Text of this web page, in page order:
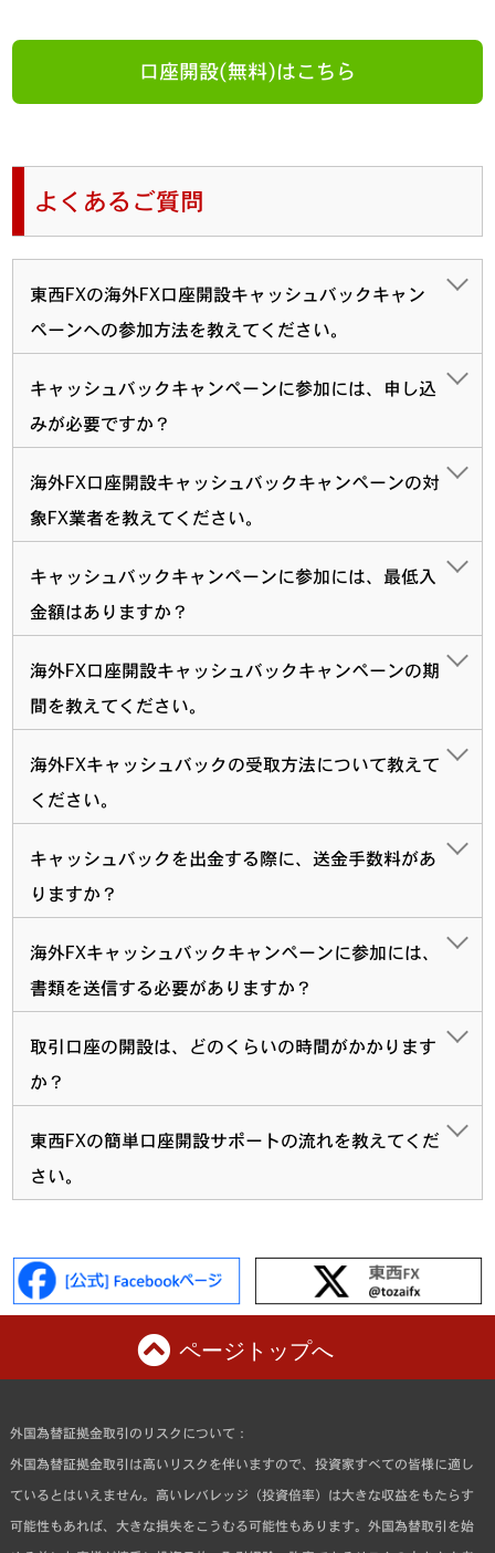
口座開設(無料)はこちら
よくあるご質問
東西FXの海外FX口座開設キャッシュバックキャン
ペーンへの参加方法を教えてください。
キャッシュバックキャンペーンに参加には、申し込
みが必要ですか？
海外FX口座開設キャッシュバックキャンペーンの対
象FX業者を教えてください。
キャッシュバックキャンペーンに参加には、最低入
金額はありますか？
海外FX口座開設キャッシュバックキャンペーンの期
間を教えてください。
海外FXキャッシュバックの受取方法について教えて
ください。
キャッシュバックを出金する際に、送金手数料があ
りますか？
海外FXキャッシュバックキャンペーンに参加には、
書類を送信する必要がありますか？
取引口座の開設は、どのくらいの時間がかかります
か？
東西FXの簡単口座開設サポートの流れを教えてくだ
さい。
ページトップへ
外国為替証拠金取引のリスクについて：
外国為替証拠金取引は高いリスクを伴いますので、投資家すべての皆様に適し
ているとはいえません。高いレバレッジ（投資倍率）は大きな収益をもたらす
可能性もあれば、大きな損失をこうむる可能性もあります。外国為替取引を始